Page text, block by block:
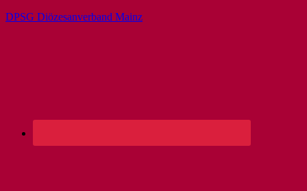
DPSG Diözesanverband Mainz